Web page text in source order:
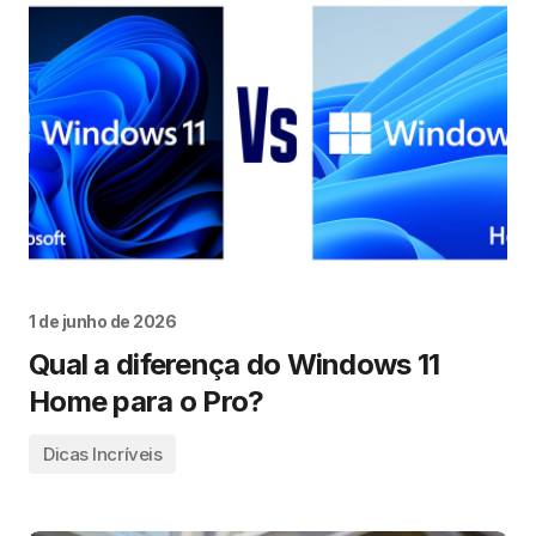
1 de junho de 2026
Qual a diferença do Windows 11
Home para o Pro?
Dicas Incríveis